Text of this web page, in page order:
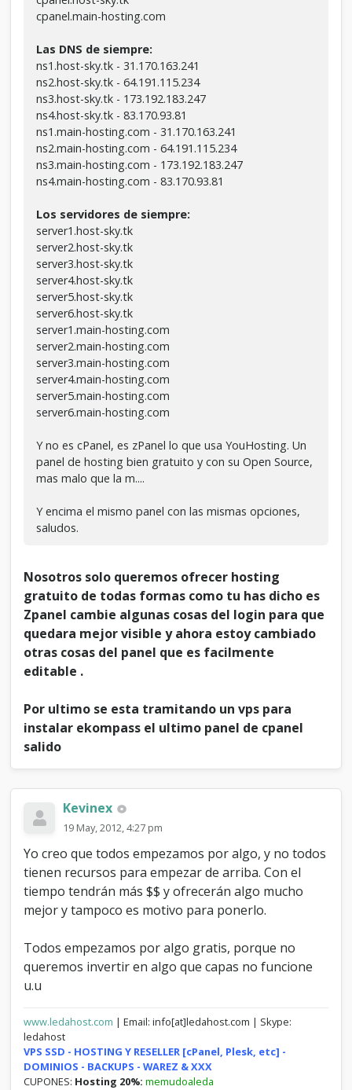
cpanel.main-hosting.com
Las DNS de siempre:
ns1.host-sky.tk - 31.170.163.241
ns2.host-sky.tk - 64.191.115.234
ns3.host-sky.tk - 173.192.183.247
ns4.host-sky.tk - 83.170.93.81
ns1.main-hosting.com - 31.170.163.241
ns2.main-hosting.com - 64.191.115.234
ns3.main-hosting.com - 173.192.183.247
ns4.main-hosting.com - 83.170.93.81
Los servidores de siempre:
server1.host-sky.tk
server2.host-sky.tk
server3.host-sky.tk
server4.host-sky.tk
server5.host-sky.tk
server6.host-sky.tk
server1.main-hosting.com
server2.main-hosting.com
server3.main-hosting.com
server4.main-hosting.com
server5.main-hosting.com
server6.main-hosting.com
Y no es cPanel, es zPanel lo que usa YouHosting. Un
panel de hosting bien gratuito y con su Open Source,
mas malo que la m....
Y encima el mismo panel con las mismas opciones,
saludos.
Nosotros solo queremos ofrecer hosting
gratuito de todas formas como tu has dicho es
Zpanel cambie algunas cosas del login para que
quedara mejor visible y ahora estoy cambiado
otras cosas del panel que es facilmente
editable .
Por ultimo se esta tramitando un vps para
instalar ekompass el ultimo panel de cpanel
salido
Kevinex
19 May, 2012, 4:27 pm
Yo creo que todos empezamos por algo, y no todos
tienen recursos para empezar de arriba. Con el
tiempo tendrán más $$ y ofrecerán algo mucho
mejor y tampoco es motivo para ponerlo.
Todos empezamos por algo gratis, porque no
queremos invertir en algo que capas no funcione
u.u
www.ledahost.com | Email: info[at]ledahost.com | Skype:
ledahost
VPS SSD - HOSTING Y RESELLER [cPanel, Plesk, etc] -
DOMINIOS - BACKUPS - WAREZ & XXX
CUPONES: Hosting 20%: memudoaleda